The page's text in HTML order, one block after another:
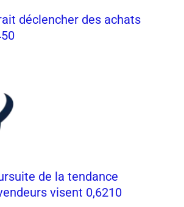
déclencher des achats
de la tendance
visent 0,6210